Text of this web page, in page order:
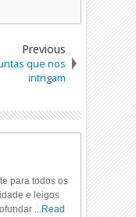
Previous
que nos
intrigam
para todos os
e leigos
...Read